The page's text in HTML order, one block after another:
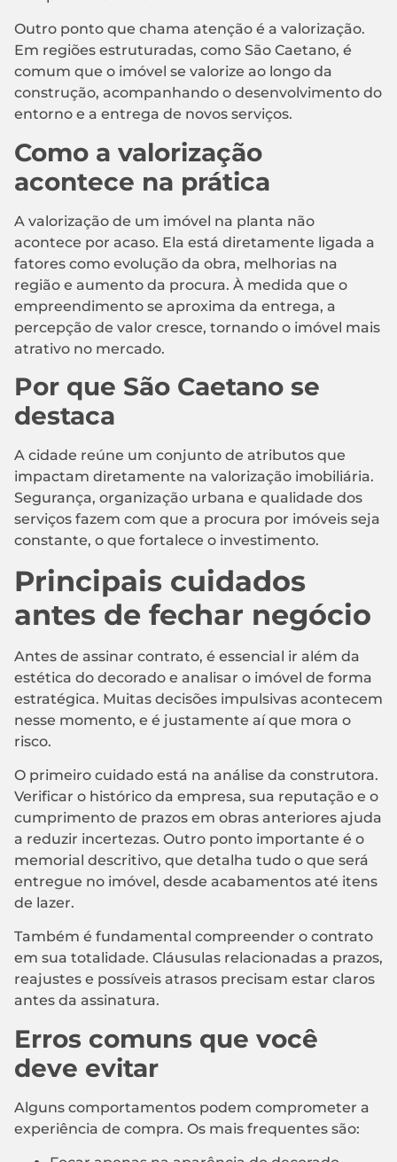
Outro ponto que chama atenção é a valorização.
Em regiões estruturadas, como São Caetano, é
comum que o imóvel se valorize ao longo da
construção, acompanhando o desenvolvimento do
entorno e a entrega de novos serviços.
Como a valorização
acontece na prática
A valorização de um imóvel na planta não
acontece por acaso. Ela está diretamente ligada a
fatores como evolução da obra, melhorias na
região e aumento da procura. À medida que o
empreendimento se aproxima da entrega, a
percepção de valor cresce, tornando o imóvel mais
atrativo no mercado.
Por que São Caetano se
destaca
A cidade reúne um conjunto de atributos que
impactam diretamente na valorização imobiliária.
Segurança, organização urbana e qualidade dos
serviços fazem com que a procura por imóveis seja
constante, o que fortalece o investimento.
Principais cuidados
antes de fechar negócio
Antes de assinar contrato, é essencial ir além da
estética do decorado e analisar o imóvel de forma
estratégica. Muitas decisões impulsivas acontecem
nesse momento, e é justamente aí que mora o
risco.
O primeiro cuidado está na análise da construtora.
Verificar o histórico da empresa, sua reputação e o
cumprimento de prazos em obras anteriores ajuda
a reduzir incertezas. Outro ponto importante é o
memorial descritivo, que detalha tudo o que será
entregue no imóvel, desde acabamentos até itens
de lazer.
Também é fundamental compreender o contrato
em sua totalidade. Cláusulas relacionadas a prazos,
reajustes e possíveis atrasos precisam estar claros
antes da assinatura.
Erros comuns que você
deve evitar
Alguns comportamentos podem comprometer a
experiência de compra. Os mais frequentes são: